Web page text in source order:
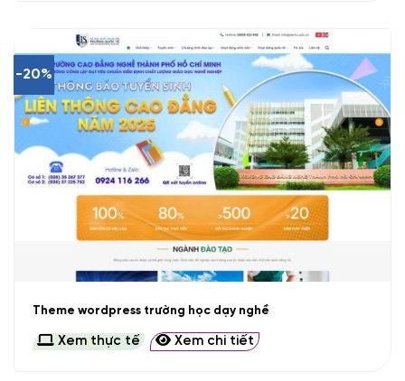
-20%
Theme wordpress trường học dạy nghề
Xem thực tế Xem chi tiết